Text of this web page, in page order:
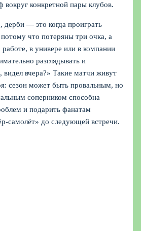
вокруг конкретной пары клубов.
дерби — это когда проиграть
что потеряны три очка, а
в универе или в компании
разглядывать и
вчера?» Такие матчи живут
сезон может быть провальным, но
соперником способна
и подарить фанатам
самолёт» до следующей встречи.